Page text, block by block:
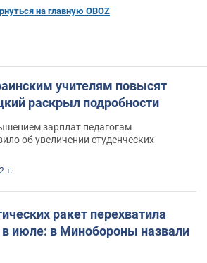
на главную OBOZ
учителям повысят
раскрыл подробности
зарплат педагогам
об увеличении студенческих
т.
ракет перехватила
июле: в Минобороны назвали